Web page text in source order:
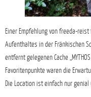
Einer Empfehlung von freeda-
Aufenthaltes in der Fränkischen
entfernt gelegenen Cache
Favoritenpunkte waren die
Die Location ist einfach nur genial